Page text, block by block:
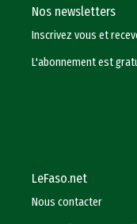
Nos newsletters
Inscrivez vous et
L'abonnement est
LeFaso.net
Nous contacter